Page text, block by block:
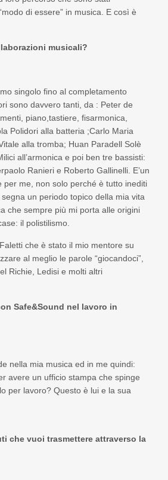
di essere” in musica. E così è
musicali?
singolo fino al completamento
sono davvero tanti, da : Peter de
piano,tastiere, fisarmonica,
Polidori alla batteria ;Carlo Maria
alla tromba; Huan Paradell Solè
all’armonica e poi ben tre bassisti:
Ranieri e Roberto Gallinelli. E’un
per me, non solo perché è tutto inediti
un periodo topico della mia vita
che sempre più mi porta alle origini
il polistilismo.
che è stato il mio mentore su
al meglio le parole “giocandoci”,
Richie, Ledisi e molti altri
Safe&Sound nel lavoro in
nella mia musica ed in me quindi:
avere un ufficio stampa che spinge
per lavoro? Questo è lui e la sua
che vuoi trasmettere attraverso la